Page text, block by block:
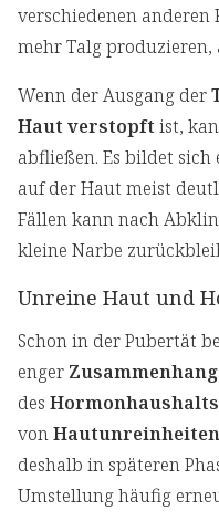
verschiedenen anderen
mehr Talg produzieren,
Wenn der Ausgang der
Haut verstopft ist,
abfließen. Es bildet
auf der Haut meist
Fällen kann nach
kleine Narbe
Unreine Haut und
Schon in der Pubertät
enger Zusammenhang
des Hormonhaushalts
vonHautunreinheiten
deshalb in späteren
Umstellung häufig